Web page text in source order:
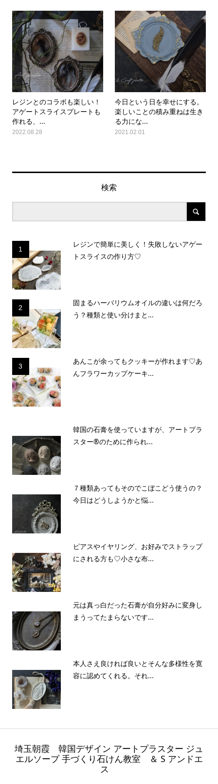
レジンとのコラボも楽しい！
アゲートスライスプレートも
作れる、...
2022.08.28
今日という日を幸せにする。
楽しいことの積み重ねは生き
る力にな...
2021.02.01
検索
1
レジンで簡単に美しく！失敗しないアゲー
トスライスの作り方♡
2
固まるハーバリウムオイルの違いは何だろ
う？種類と使い分けまと...
3
あんこが余ってもクッキーが作れます♡あ
んフラワーカップケーキ...
韓国の石膏を使っていますが、アートプラ
スター®のために作られ...
７種類あってもそのでこぼこどう使うの？
今日はどうしようかと悩...
ピアスやイヤリング、お好みでストラップ
にされる方も♡小さな布...
元は真っ白だった石膏が自分好みに変身し
まうってたまらないです...
本人さえ良ければ良いとそんな多様性を寛
容に認めてくれる。それ...
埼玉朝霞 韓国デザイン アートプラスター ジュ
エルソープ 手づくり石けん教室 ＆ S アンドエ
ス